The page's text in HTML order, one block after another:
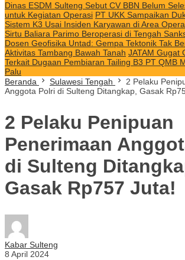
Dinas ESDM Sulteng Sebut CV BBN Belum
untuk Kegiatan Operasi PT UKK Sampaikan
Sistem K3 Usai Insiden Karyawan di Area
Sirtu Baliara Parimo Beroperasi di Tengah
Dosen Geofisika Untad: Gempa Tektonik Tak
Aktivitas Tambang Bawah Tanah JATAM Gugat
Terkait Dugaan Pembiaran Tailing B3 PT QMB
Palu
Beranda
Sulawesi Tengah
2 Pelaku
Anggota Polri di Sulteng Ditangkap, Gasak
2 Pelaku Penipuan
Penerimaan
di Sulteng
Gasak Rp757 Juta!
Kabar Sulteng
8 April 2024